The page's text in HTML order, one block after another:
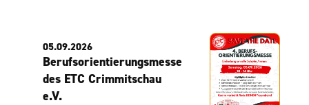
05.09.2026
Berufsorientierungsmesse
des ETC Crimmitschau
e.V.